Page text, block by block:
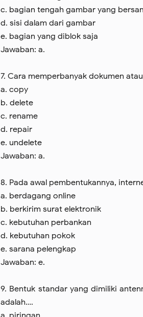
c. bagian tengah gambar yang
d. sisi dalam dari gambar
e. bagian yang diblok saja
Jawaban: a.
7. Cara memperbanyak dokumen
a. copy
b. delete
c. rename
d. repair
e. undelete
Jawaban: a.
8. Pada awal pembentukannya,
a. berdagang online
b. berkirim surat elektronik
c. kebutuhan perbankan
d. kebutuhan pokok
e. sarana pelengkap
Jawaban: e.
9. Bentuk standar yang dimiliki
adalah….